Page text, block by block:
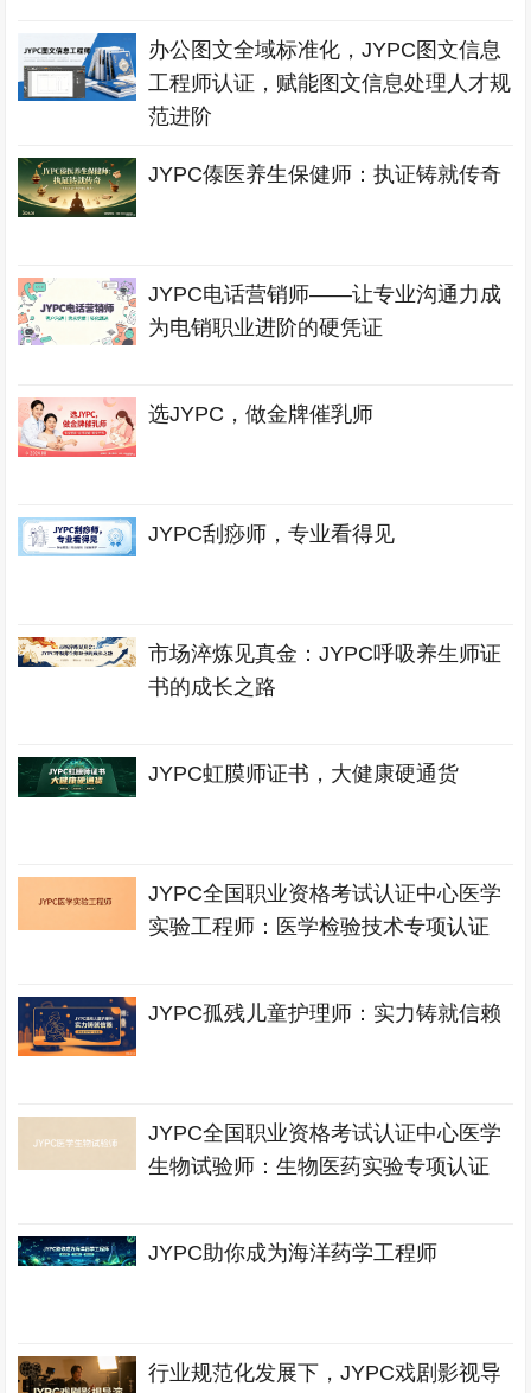
办公图文全域标准化，JYPC图文信息
工程师认证，赋能图文信息处理人才规
范进阶
JYPC傣医养生保健师：执证铸就传奇
JYPC电话营销师——让专业沟通力成
为电销职业进阶的硬凭证
选JYPC，做金牌催乳师
JYPC刮痧师，专业看得见
市场淬炼见真金：JYPC呼吸养生师证
书的成长之路
JYPC虹膜师证书，大健康硬通货
JYPC全国职业资格考试认证中心医学
实验工程师：医学检验技术专项认证
JYPC孤残儿童护理师：实力铸就信赖
JYPC全国职业资格考试认证中心医学
生物试验师：生物医药实验专项认证
JYPC助你成为海洋药学工程师
行业规范化发展下，JYPC戏剧影视导